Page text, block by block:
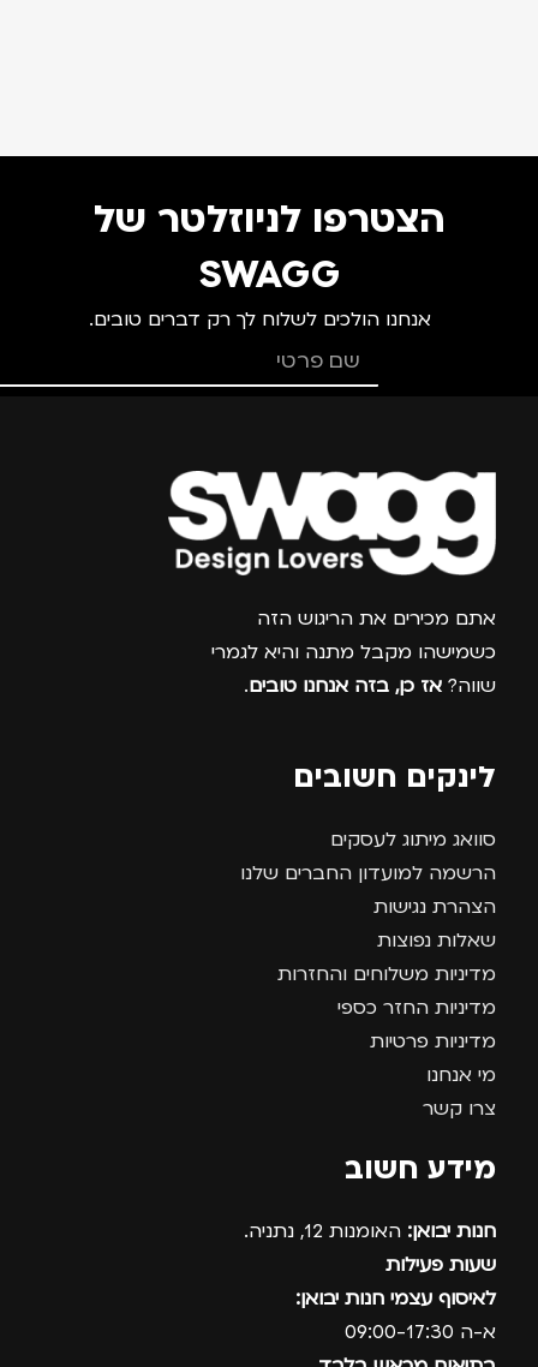
הצטרפו לניוזלטר של
SWAGG
אנחנו הולכים לשלוח לך רק דברים טובים.
צרפו אותי למועדון
אתם מכירים את הריגוש הזה
כשמישהו מקבל מתנה והיא לגמרי
שווה? אז כן, בזה אנחנו טובים.
לינקים חשובים
סוואג מיתוג לעסקים
הרשמה למועדון החברים שלנו
הצהרת נגישות
שאלות נפוצות
מדיניות משלוחים והחזרות
מדיניות החזר כספי
מדיניות פרטיות
מי אנחנו
צרו קשר
מידע חשוב
חנות יבואן: האומנות 12, נתניה.
שעות פעילות
לאיסוף עצמי חנות יבואן:
א-ה 09:00-17:30